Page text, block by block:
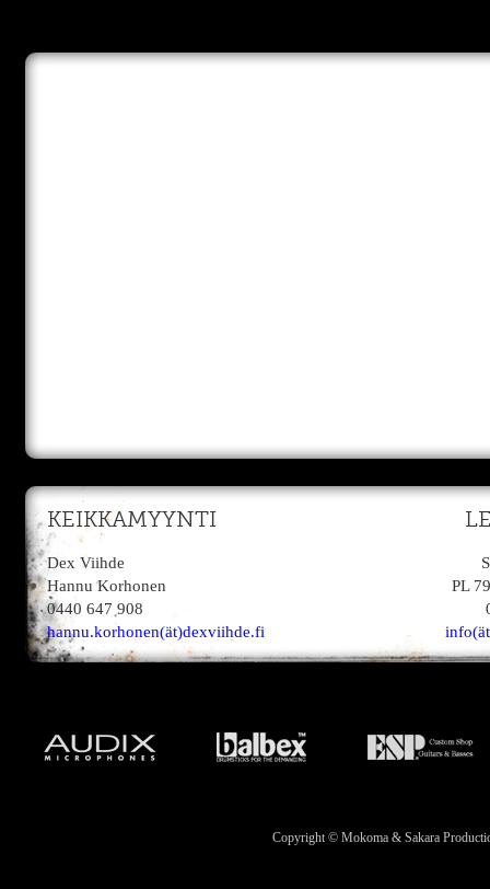
KEIKKAMYYNTI
Dex Viihde
Hannu Korhonen
0440 647 908
hannu.korhonen(ät)dexviihde.fi
PL
Copyright © Mokoma & Sakara